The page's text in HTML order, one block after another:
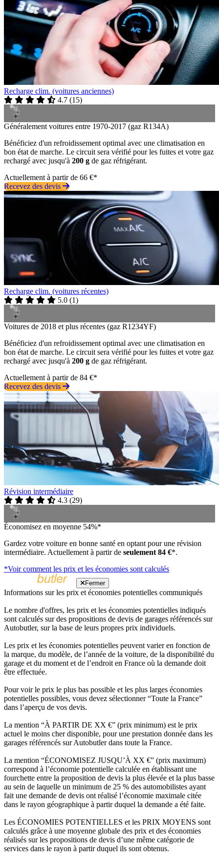
Recharge clim. (voitures anciennes)
4.7 (15)
Généralement voitures entre 1970-2017 (gaz R134A)
Bénéficiez d'un refroidissement optimal avec une climatisation en
bon état de marche. Le circuit sera vérifié pour les fuites et votre gaz
rechargé avec jusqu'à 200 g de gaz réfrigérant.
Actuellement à partir de 66 €*
Recevez des devis
Recharge clim. (voitures récentes)
5.0 (1)
Voitures de 2018 et plus récentes (gaz R1234YF)
Bénéficiez d'un refroidissement optimal avec une climatisation en
bon état de marche. Le circuit sera vérifié pour les fuites et votre gaz
rechargé avec jusqu'à 200 g de gaz réfrigérant.
Actuellement à partir de 84 €*
Recevez des devis
Révision intermédiaire
4.3 (29)
Économisez en moyenne 54%*
Gardez votre voiture en bonne santé en optant pour une révision
intermédiaire. Actuellement à partir de seulement 84 €*.
*Voir comment les prix et les économies sont calculés
Fermer
Informations sur les prix et économies potentielles communiqués
Le nombre d'offres, les prix et les économies potentielles indiqués
sont calculés sur des propositions de devis de garages référencés sur
Autobutler, sur la base de leurs propres prix individuels.
Les prix et les économies potentielles peuvent varier en fonction de
la marque, du modèle, de l’année de la voiture, de la disponibilité du
garage et du moment et de l’endroit en France où la demande doit
être effectuée.
Pour voir le prix le plus bas possible et les plus larges économies
potentielles possibles, vous devez sélectionner “Toute la France”
dans l’aperçu de vos devis.
La mention “À PARTIR DE XX €” (prix minimum) est le prix
actuel le moins cher disponible, pour une prestation donnée dans les
garages référencés sur Autobutler dans toute la France.
La mention “ÉCONOMISEZ JUSQU’À XX €” (prix maximum)
correspond à l’économie potentielle calculée en établissant une
fourchette entre la proposition de devis la plus élevée et la plus basse
au sein de laquelle un minimum de 25 % des automobilistes ayant
fait une demande de devis ont réalisé l’économie maximale citée
dans le rayon géographique à partir duquel la demande a été faite.
Les ÉCONOMIES POTENTIELLES et les PRIX MOYENS sont
calculés grâce à une moyenne globale des prix et des économies
réalisés sur les propositions de devis d’une même catégorie de
services dans le rayon à partir duquel ils sont obtenus.